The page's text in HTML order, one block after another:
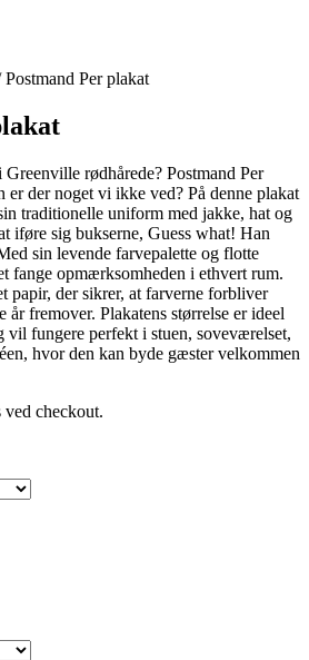
Per plakat
rødhårede? Postmand Per
er der noget vi ikke ved? På denne plakat
traditionelle uniform med jakke, hat og
iføre sig bukserne, Guess what! Han
sin levende farvepalette og flotte
fange opmærksomheden i ethvert rum.
papir, der sikrer, at farverne forbliver
år fremover. Plakatens størrelse er ideel
fungere perfekt i stuen, soveværelset,
hvor den kan byde gæster velkommen
ved checkout.